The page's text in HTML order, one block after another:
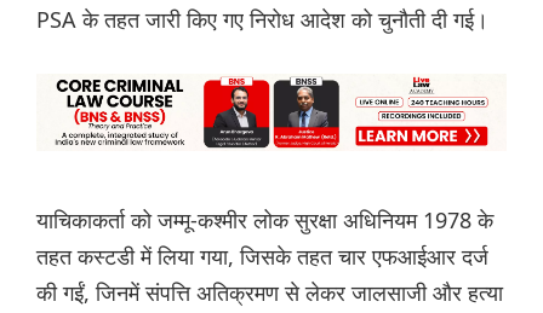
PSA के तहत जारी किए गए निरोध आदेश को चुनौती दी गई।
याचिकाकर्ता को जम्मू-कश्मीर लोक सुरक्षा अधिनियम 1978 के
तहत कस्टडी में लिया गया, जिसके तहत चार एफआईआर दर्ज
की गईं, जिनमें संपत्ति अतिक्रमण से लेकर जालसाजी और हत्या